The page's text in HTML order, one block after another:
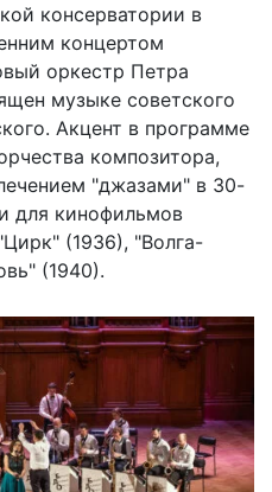
консерватории в
концертом
оркестр Петра
музыке советского
Акцент в программе
композитора,
"джазами" в 30-
для кинофильмов
(1936), "Волга-
(1940).